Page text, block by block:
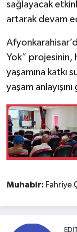
sağlayacak
artarak devam
Yok” projesinin,
yaşamına katkı
yaşam
Muhabir: Fahriye